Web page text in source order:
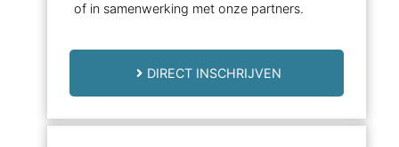
of in samenwerking met onze partners.
DIRECT INSCHRIJVEN